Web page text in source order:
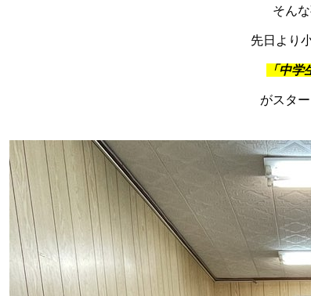
そん
先日より
「中学
がスタ